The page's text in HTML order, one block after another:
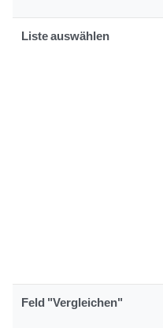
Liste auswählen
Feld "Vergleichen"